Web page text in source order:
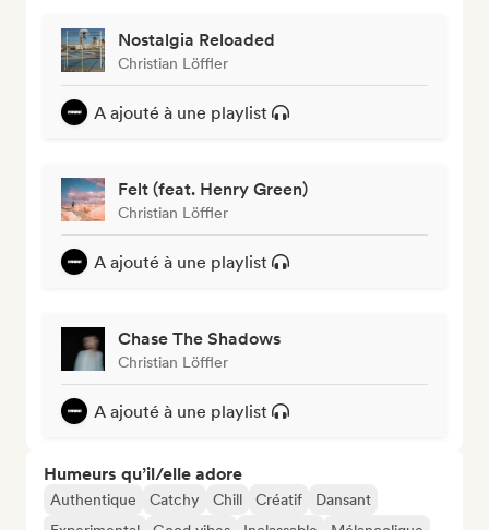
Nostalgia Reloaded
Christian Löffler
A ajouté à une playlist
Felt (feat. Henry Green)
Christian Löffler
A ajouté à une playlist
Chase The Shadows
Christian Löffler
A ajouté à une playlist
Humeurs qu’il/elle adore
Authentique Catchy Chill Créatif
Dansant